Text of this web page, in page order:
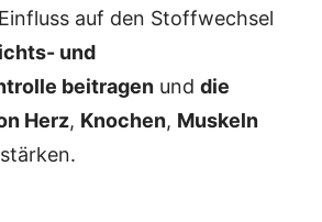
auf den Stoffwechsel
und
beitragen und die
Herz, Knochen, Muskeln
stärken.